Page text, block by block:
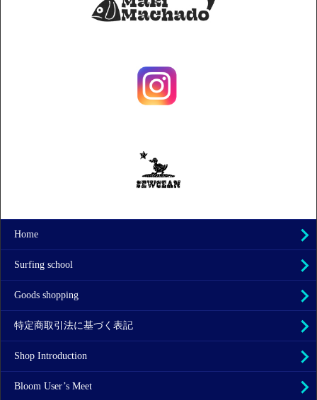
Home
Surfing school
Goods shopping
特定商取引法に基づく表記
Shop Introduction
Bloom User’s Meet